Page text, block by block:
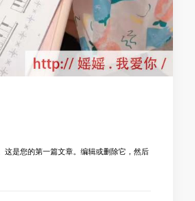
这是您的第一篇文章。编辑或删除它，然后